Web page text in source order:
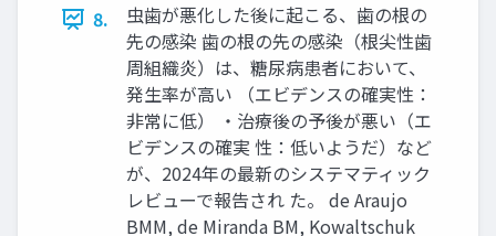
8.
虫歯が悪化した後に起こる、歯の根の
先の感染 歯の根の先の感染（根尖性歯
周組織炎）は、糖尿病患者において、
発生率が高い （エビデンスの確実性：
非常に低） ・治療後の予後が悪い（エ
ビデンスの確実 性：低いようだ）など
が、2024年の最新のシステマティック
レビューで報告され た。 de Araujo
BMM, de Miranda BM, Kowaltschuk